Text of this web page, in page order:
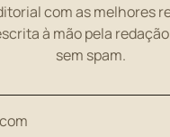
com as melhores
à mão pela
sem spam.